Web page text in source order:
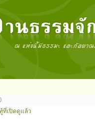
ที่เปิดดูแล้ว